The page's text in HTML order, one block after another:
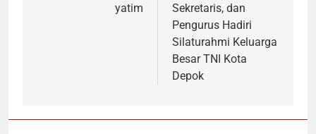
yatim
Sekretaris, dan
Pengurus Hadiri
Silaturahmi Keluarga
Besar TNI Kota
Depok